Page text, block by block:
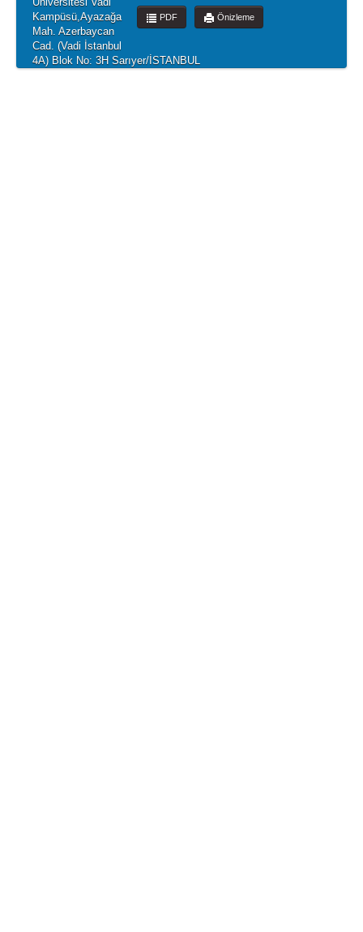
Önizleme
PDF
Kampüsü,Ayazağa
Mah. Azerbaycan
Cad. (Vadi İstanbul
4A) Blok No: 3H Sarıyer/İSTANBUL